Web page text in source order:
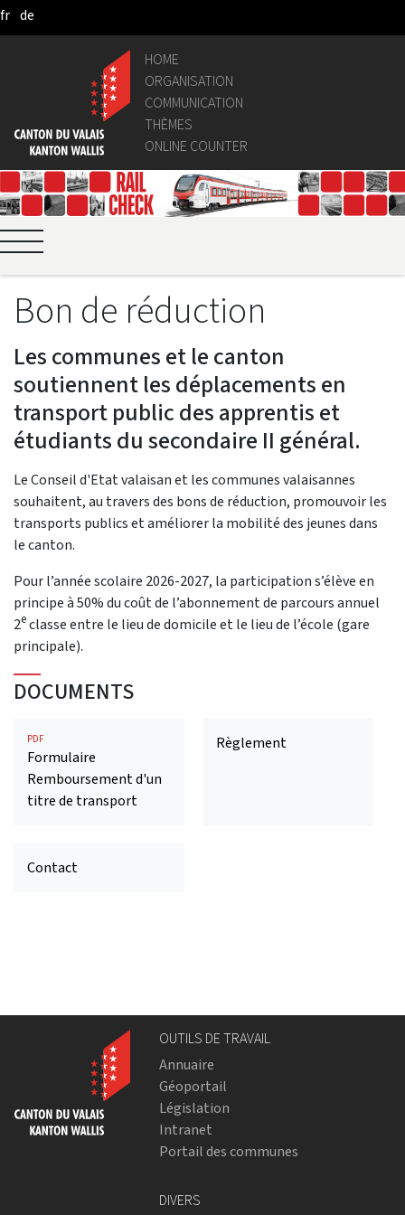
Skip to Main Content
fr de
HOME
ORGANISATION
COMMUNICATION
THÈMES
ONLINE COUNTER
Bon de réduction
Les communes et le canton
soutiennent les déplacements en
transport public des apprentis et
étudiants du secondaire II général.
Le Conseil d'Etat valaisan et les communes valaisannes
souhaitent, au travers des bons de réduction, promouvoir les
transports publics et améliorer la mobilité des jeunes dans
le canton.
Pour l’année scolaire 2026-2027, la participation s’élève en
principe à 50% du coût de l’abonnement de parcours annuel
2eclasse entre le lieu de domicile et le lieu de l’école (gare
principale).
DOCUMENTS
PDF
Formulaire
Remboursement d'un
titre de transport
Règlement
Contact
OUTILS DE TRAVAIL
Annuaire
Géoportail
Législation
Intranet
Portail des communes
DIVERS